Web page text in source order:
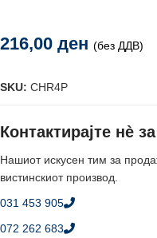
216,00 ден (без ДДВ)
SKU: CHR4P
Контактирајте нè
Нашиот искусен тим за
вистинскиот производ.
031 453 905
072 262 683